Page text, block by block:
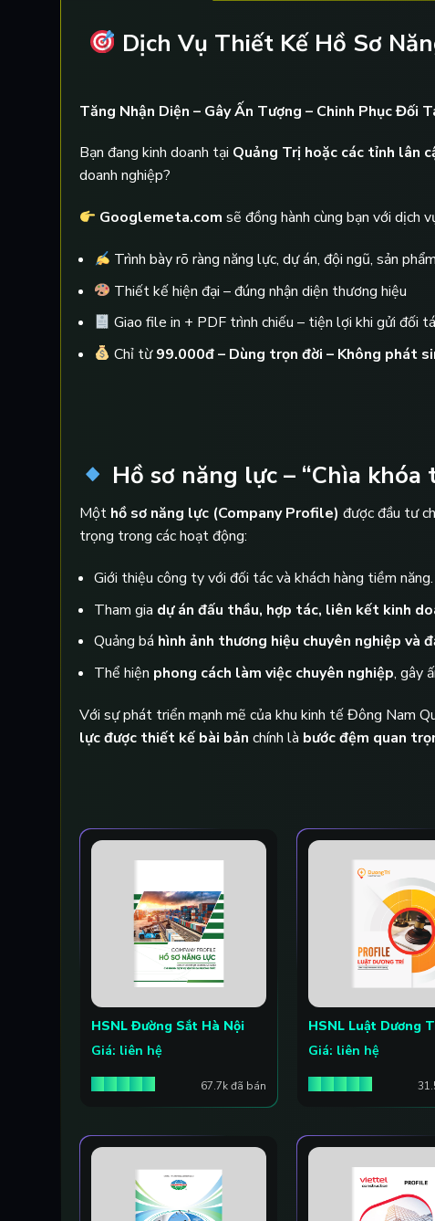
Dịch Vụ Thiết Kế Hồ Sơ
Tăng Nhận Diện – Gây Ấn Tượng – Chinh Phục Đối
Bạn đang kinh doanh tại Quảng Trị hoặc các tỉnh lân
doanh nghiệp?
Googlemeta.com sẽ đồng hành cùng bạn với dịch
Trình bày rõ ràng năng lực, dự án, đội ngũ, sản phẩm
Thiết kế hiện đại – đúng nhận diện thương hiệu
Giao file in + PDF trình chiếu – tiện lợi khi gửi đối
Chỉ từ99.000đ – Dùng trọn đời – Không phát
Hồ sơ năng lực – “Chìa
Một hồ sơ năng lực (Company Profile) được đầu tư
trọng trong các hoạt động:
Giới thiệu công ty với đối tác và khách hàng tiềm năng.
Tham gia dự án đấu thầu, hợp tác, liên kết kinh
Quảng bá hình ảnh thương hiệu chuyên nghiệp và
Thể hiện phong cách làm việc chuyên nghiệp, gây
Với sự phát triển mạnh mẽ của khu kinh tế Đông Nam
lực được thiết kế bài bản chính là bước đệm quan
HSNL Đường Sắt Hà Nội
Giá: liên hệ
67.7k đã bán
HSNL Luật Dương
Giá: liên hệ